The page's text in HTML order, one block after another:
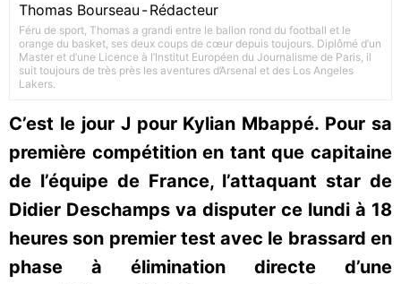
Thomas Bourseau -Rédacteur
Féru de sport, Thomas a grandi entre le ballon rond du football et le
orange du basket, ses deux coups de cœur depuis toujours. Diplômé d’un
Master et d’une Licence à l’Institut Européen du Journalisme de Paris, il
suit toujours de très près les aventures d’Arsenal et des Los Angeles
Lakers.
C’est le jour J pour Kylian Mbappé. Pour sa
première compétition en tant que capitaine
de l’équipe de France, l’attaquant star de
Didier Deschamps va disputer ce lundi à 18
heures son premier test avec le brassard en
phase à élimination directe d’une